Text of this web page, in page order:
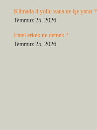
Klimada 4 yollu vana ne işe yarar ?
Temmuz 25, 2026
Entel erkek ne demek ?
Temmuz 25, 2026